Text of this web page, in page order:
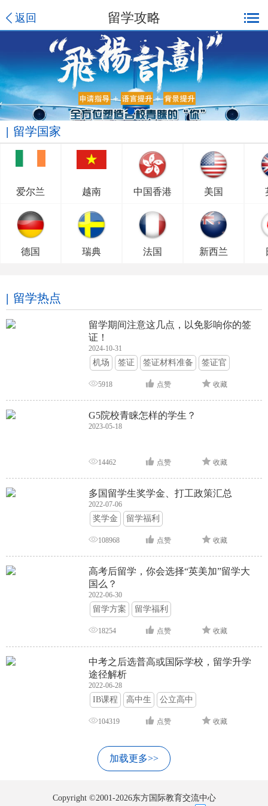
返回 留学攻略
留学国家
爱尔兰 越南 中国香港 美国
德国 瑞典 法国 新西兰
留学热点
留学期间注意这几点，以免影响你的签
证！
2024-10-31
机场 签证 签证材料准备 签证官
签证面试 签证申请攻略
5918 点赞 收藏
G5院校青睐怎样的学生？
2023-05-18
14462 点赞 收藏
多国留学生奖学金、打工政策汇总
2022-07-06
奖学金 留学福利
108968 点赞 收藏
高考后留学，你会选择“英美加”留学大
国么？
2022-06-30
留学方案 留学福利
18254 点赞 收藏
中考之后选普高或国际学校，留学升学
途径解析
2022-06-28
IB课程 高中生 公立高中
104319 点赞 收藏
加载更多>>
Copyright ©2001-2026东方国际教育交流中心